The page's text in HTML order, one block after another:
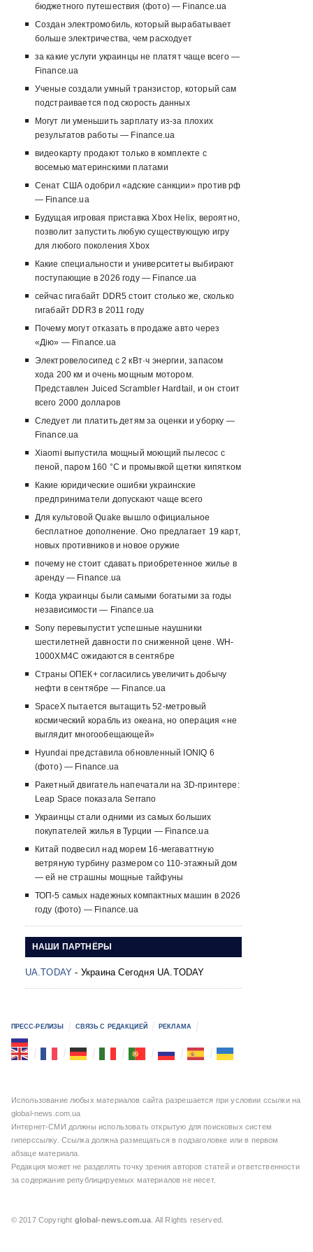
бюджетного путешествия (фото) — Finance.ua
Создан электромобиль, который вырабатывает
больше электричества, чем расходует
за какие услуги украинцы не платят чаще всего —
Finance.ua
Ученые создали умный транзистор, который сам
подстраивается под скорость данных
Могут ли уменьшить зарплату из-за плохих
результатов работы — Finance.ua
видеокарту продают только в комплекте с
восемью материнскими платами
Сенат США одобрил «адские санкции» против рф
— Finance.ua
Будущая игровая приставка Xbox Helix, вероятно,
позволит запустить любую существующую игру
для любого поколения Xbox
Какие специальности и университеты выбирают
поступающие в 2026 году — Finance.ua
сейчас гигабайт DDR5 стоит столько же, сколько
гигабайт DDR3 в 2011 году
Почему могут отказать в продаже авто через
«Дію» — Finance.ua
Электровелосипед с 2 кВт·ч энергии, запасом
хода 200 км и очень мощным мотором.
Представлен Juiced Scrambler Hardtail, и он стоит
всего 2000 долларов
Следует ли платить детям за оценки и уборку —
Finance.ua
Xiaomi выпустила мощный моющий пылесос с
пеной, паром 160 °C и промывкой щетки кипятком
Какие юридические ошибки украинские
предприниматели допускают чаще всего
Для культовой Quake вышло официальное
бесплатное дополнение. Оно предлагает 19 карт,
новых противников и новое оружие
почему не стоит сдавать приобретенное жилье в
аренду — Finance.ua
Когда украинцы были самыми богатыми за годы
независимости — Finance.ua
Sony перевыпустит успешные наушники
шестилетней давности по сниженной цене. WH-
1000XM4C ожидаются в сентябре
Страны ОПЕК+ согласились увеличить добычу
нефти в сентябре — Finance.ua
SpaceX пытается вытащить 52-метровый
космический корабль из океана, но операция «не
выглядит многообещающей»
Hyundai представила обновленный IONIQ 6
(фото) — Finance.ua
Ракетный двигатель напечатали на 3D-принтере:
Leap Space показала Serrano
Украинцы стали одними из самых больших
покупателей жилья в Турции — Finance.ua
Китай подвесил над морем 16-мегаваттную
ветряную турбину размером со 110-этажный дом
— ей не страшны мощные тайфуны
ТОП-5 самых надежных компактных машин в 2026
году (фото) — Finance.ua
НАШИ ПАРТНЁРЫ
UA.TODAY - Украина Сегодня UA.TODAY
ПРЕСС-РЕЛИЗЫ СВЯЗЬ С РЕДАКЦИЕЙ РЕКЛАМА
Использование любых материалов сайта разрешается при условии ссылки на
global-news.com.ua
Интернет-СМИ должны использовать открытую для поисковых систем
гиперссылку. Ссылка должна размещаться в подзаголовке или в первом
абзаце материала.
Редакция может не разделять точку зрения авторов статей и ответственности
за содержание републицируемых материалов не несет.
© 2017 Copyright global-news.com.ua . All Rights reserved.